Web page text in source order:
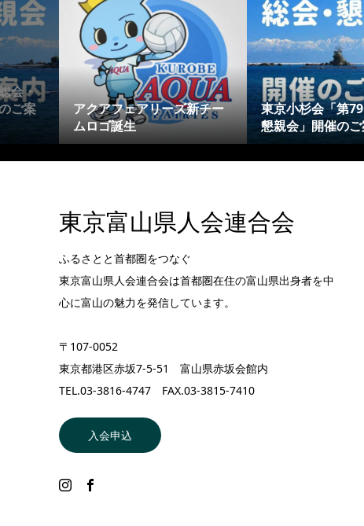
会・
ご案
アクアフェアリーズ新チー
ムロゴ誕生
東京小杉会「第
懇親会」開催の
東京富山県人会連合会
ふるさとと首都圏をつなぐ
東京富山県人会連合会は首都圏在住の富山県出身者を中
心に富山の魅力を発信しています。
〒107-0052
東京都港区赤坂7-5-51 富山県赤坂会館内
TEL.03-3816-4747 FAX.03-3815-7410
入会申込